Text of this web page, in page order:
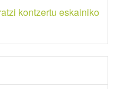
kontzertu eskainiko